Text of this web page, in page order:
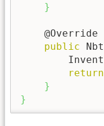
}
    @Override
public
return
}
}